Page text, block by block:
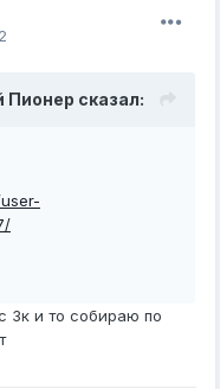
Пионер сказал:
3к и то собираю по